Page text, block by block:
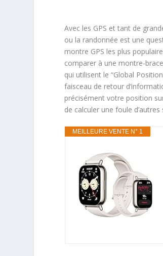
Avec les GPS et tant de
ou la randonnée est une
montre GPS les plus
comparer à une montre-
qui utilisent le “Global
faisceau de retour
précisément votre position
de calculer une foule
MEILLEURE VENTE N° 1